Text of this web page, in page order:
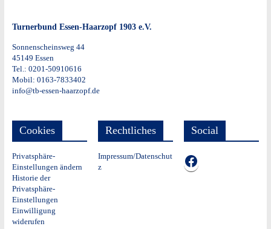
Turnerbund Essen-Haarzopf 1903 e.V.
Sonnenscheinsweg 44
45149 Essen
Tel.: 0201-50910616
Mobil: 0163-7833402
info@tb-essen-haarzopf.de
Cookies
Privatsphäre-
Einstellungen ändern
Historie der
Privatsphäre-
Einstellungen
Einwilligung
widerufen
Rechtliches
Impressum/Datenschut
z
Social
TB auf Facebook